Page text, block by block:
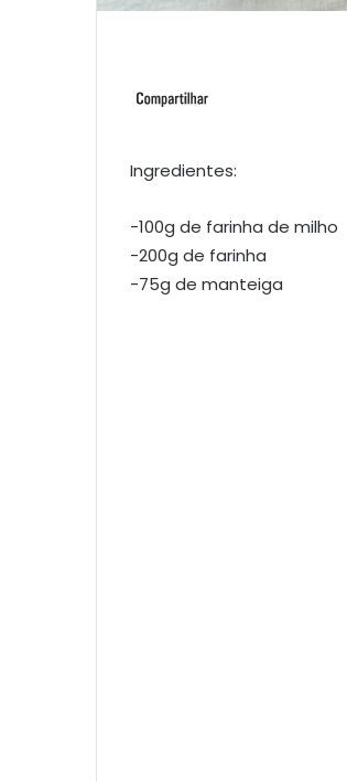
Ingredientes:
-100g de farinha de milho
-200g de farinha
-75g de manteiga